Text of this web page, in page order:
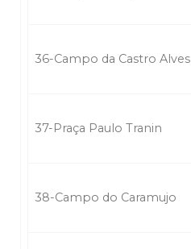
36-Campo da Castro Alves
37-Praça Paulo Tranin
38-Campo do Caramujo